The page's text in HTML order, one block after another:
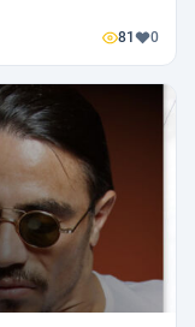
81 0